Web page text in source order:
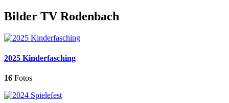
Bilder TV Rodenbach
2025 Kinderfasching
16 Fotos